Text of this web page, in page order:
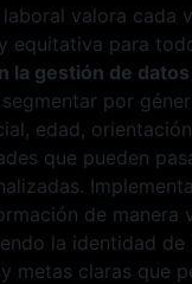
valora cada
equitativa para
gestión de datos
por
edad,
que pueden
de manera
la identidad de
metas claras que